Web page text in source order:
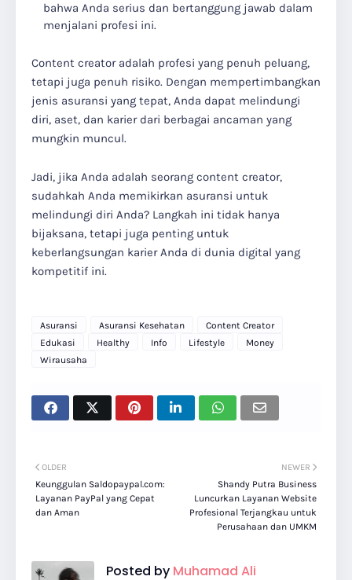
bahwa Anda serius dan bertanggung jawab dalam
menjalani profesi ini.
Content creator adalah profesi yang penuh peluang,
tetapi juga penuh risiko. Dengan mempertimbangkan
jenis asuransi yang tepat, Anda dapat melindungi
diri, aset, dan karier dari berbagai ancaman yang
mungkin muncul.
Jadi, jika Anda adalah seorang content creator,
sudahkah Anda memikirkan asuransi untuk
melindungi diri Anda? Langkah ini tidak hanya
bijaksana, tetapi juga penting untuk
keberlangsungan karier Anda di dunia digital yang
kompetitif ini.
Asuransi Asuransi Kesehatan
Content Creator
Edukasi
Healthy Info Lifestyle
Money
Wirausaha
NEWER
Shandy Putra Business
Luncurkan Layanan Website
Profesional Terjangkau untuk
Perusahaan dan UMKM
OLDER
Keunggulan Saldopaypal.com:
Layanan PayPal yang Cepat
dan Aman
Posted by Muhamad Ali